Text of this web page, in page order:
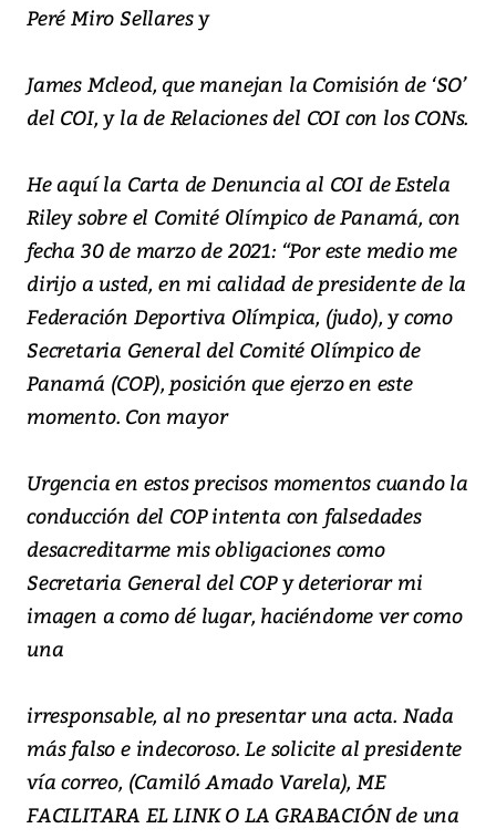
Peré Miro Sellares y
James Mcleod, que manejan la Comisión de ‘SO’
del COI, y la de Relaciones del COI con los CONs.
He aquí la Carta de Denuncia al COI de Estela
Riley sobre el Comité Olímpico de Panamá, con
fecha 30 de marzo de 2021: “Por este medio me
dirijo a usted, en mi calidad de presidente de la
Federación Deportiva Olímpica, (judo), y como
Secretaria General del Comité Olímpico de
Panamá (COP), posición que ejerzo en este
momento. Con mayor
Urgencia en estos precisos momentos cuando la
conducción del COP intenta con falsedades
desacreditarme mis obligaciones como
Secretaria General del COP y deteriorar mi
imagen a como dé lugar, haciéndome ver como
una
irresponsable, al no presentar una acta. Nada
más falso e indecoroso. Le solicite al presidente
vía correo, (Camiló Amado Varela), ME
FACILITARA EL LINK O LA GRABACIÓN de una